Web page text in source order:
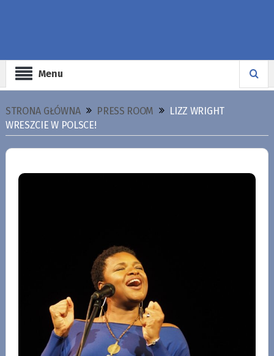
Menu
STRONA GŁÓWNA PRESS ROOM
LIZZ WRIGHT
WRESZCIE W POLSCE!